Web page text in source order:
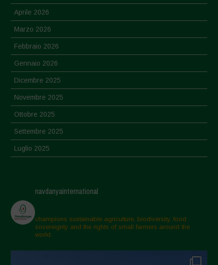
Aprile 2026
Marzo 2026
Febbraio 2026
Gennaio 2026
Dicembre 2025
Novembre 2025
Ottobre 2025
Settembre 2025
Luglio 2025
Aprile 2025
Marzo 2025
Febbraio 2025
Gennaio 2025
navdanyainternational
champions sustainable agriculture, biodiversity, food
sovereignty and the rights of small farmers around the
world.